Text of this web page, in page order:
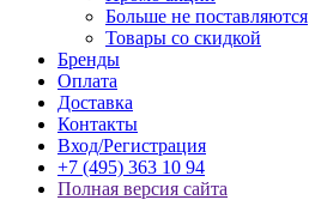
Больше не поставляются
Товары со скидкой
Бренды
Оплата
Доставка
Контакты
Вход/Регистрация
+7 (495) 363 10 94
Полная версия сайта